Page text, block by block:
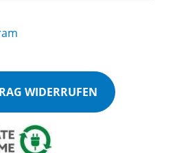
WIDERRUFEN